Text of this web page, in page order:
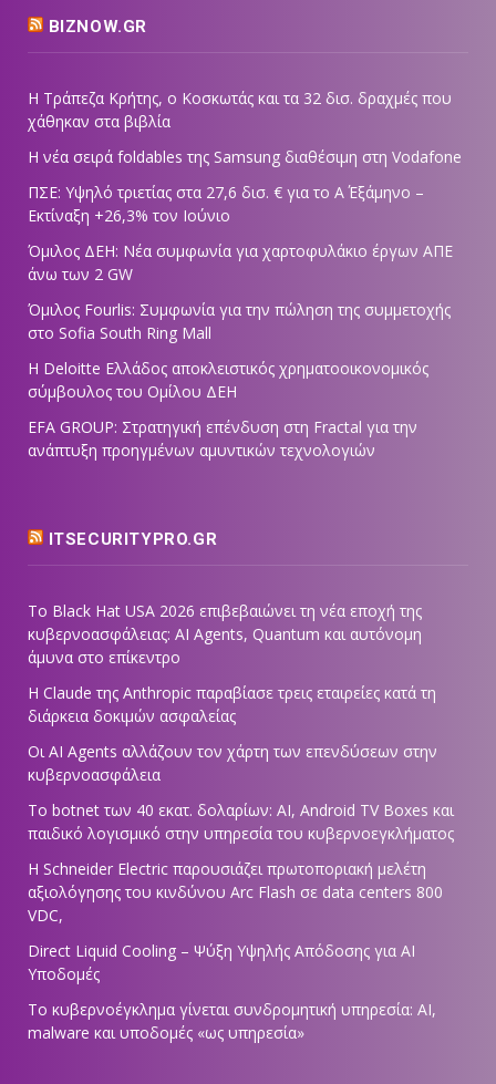
BIZNOW.GR
Η Τράπεζα Κρήτης, ο Κοσκωτάς και τα 32 δισ. δραχμές που
χάθηκαν στα βιβλία
Η νέα σειρά foldables της Samsung διαθέσιμη στη Vodafone
ΠΣΕ: Υψηλό τριετίας στα 27,6 δισ. € για το Α΄ Εξάμηνο –
Εκτίναξη +26,3% τον Ιούνιο
Όμιλος ΔΕΗ: Νέα συμφωνία για χαρτοφυλάκιο έργων ΑΠΕ
άνω των 2 GW
Όμιλος Fourlis: Συμφωνία για την πώληση της συμμετοχής
στο Sofia South Ring Mall
Η Deloitte Ελλάδος αποκλειστικός χρηματοοικονομικός
σύμβουλος του Ομίλου ΔΕΗ
EFA GROUP: Στρατηγική επένδυση στη Fractal για την
ανάπτυξη προηγμένων αμυντικών τεχνολογιών
ITSECURITYPRO.GR
Το Black Hat USA 2026 επιβεβαιώνει τη νέα εποχή της
κυβερνοασφάλειας: AI Agents, Quantum και αυτόνομη
άμυνα στο επίκεντρο
Η Claude της Anthropic παραβίασε τρεις εταιρείες κατά τη
διάρκεια δοκιμών ασφαλείας
Οι AI Agents αλλάζουν τον χάρτη των επενδύσεων στην
κυβερνοασφάλεια
Το botnet των 40 εκατ. δολαρίων: AI, Android TV Boxes και
παιδικό λογισμικό στην υπηρεσία του κυβερνοεγκλήματος
Η Schneider Electric παρουσιάζει πρωτοποριακή μελέτη
αξιολόγησης του κινδύνου Arc Flash σε data centers 800
VDC,
Direct Liquid Cooling – Ψύξη Υψηλής Απόδοσης για AI
Υποδομές
Το κυβερνοέγκλημα γίνεται συνδρομητική υπηρεσία: AI,
malware και υποδομές «ως υπηρεσία»